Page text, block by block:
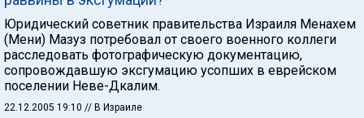
Юридический советник правительства Израиля Менахем
(Мени) Мазуз потребовал от своего военного коллеги
расследовать фотографическую документацию,
сопровождавшую эксгумацию усопших в еврейском
поселении Неве-Дкалим.
22.12.2005 19:10 // В Израиле